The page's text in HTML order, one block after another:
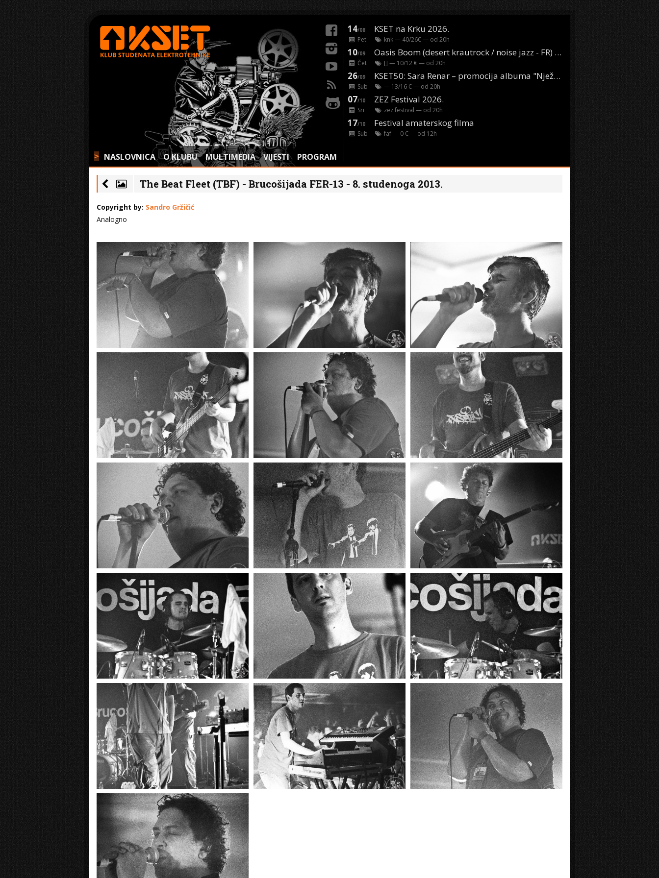
> NASLOVNICA O KLUBU MULTIMEDIA VIJESTI PROGRAM
14/08 KSET na Krku 2026.
Pet knk— 40/26€ — od 20h
10/09 Oasis Boom (desert krautrock / noise jazz - FR) @ KONTEJNER
Čet [] — 10/12 € — od 20h
26/09 KSET50: Sara Renar – promocija albuma "Nježne riječi" @ Močvara
Sub — 13/16 € — od 20h
07/10 ZEZ Festival 2026.
Sri zez festival — od 20h
17/10 Festival amaterskog filma
Sub faf— 0 € — od 12h
The Beat Fleet (TBF) - Brucošijada FER-13 - 8. studenoga 2013.
Copyright by: Sandro Gržičić
Analogno